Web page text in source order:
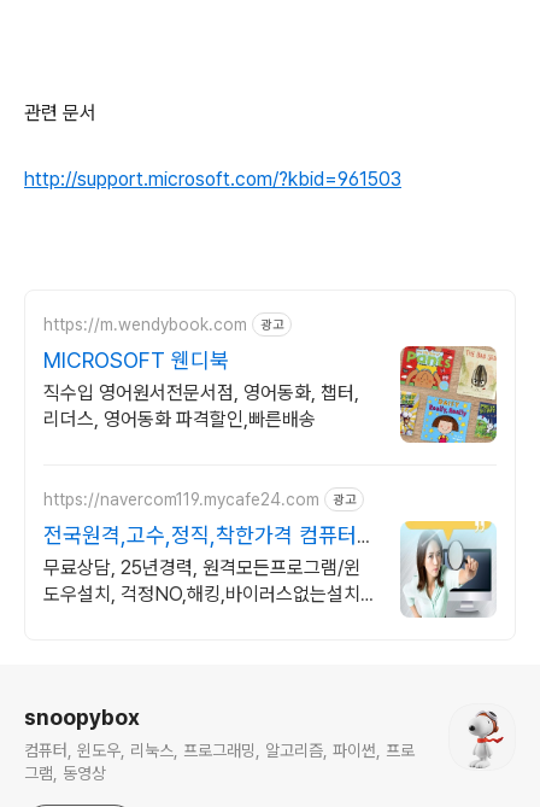
관련 문서
http://support.microsoft.com/?kbid=961503
https://m.wendybook.com 광고
MICROSOFT 웬디북
직수입 영어원서전문서점, 영어동화, 챕터,
리더스, 영어동화 파격할인,빠른배송
https://navercom119.mycafe24.com 광고
전국원격,고수,정직,착한가격 컴퓨터관
련 모든 상담환영!
무료상담, 25년경력, 원격모든프로그램/윈
도우설치, 걱정NO,해킹,바이러스없는설치
snoopybox
컴퓨터, 윈도우, 리눅스, 프로그래밍, 알고리즘, 파이썬, 프로
그램, 동영상